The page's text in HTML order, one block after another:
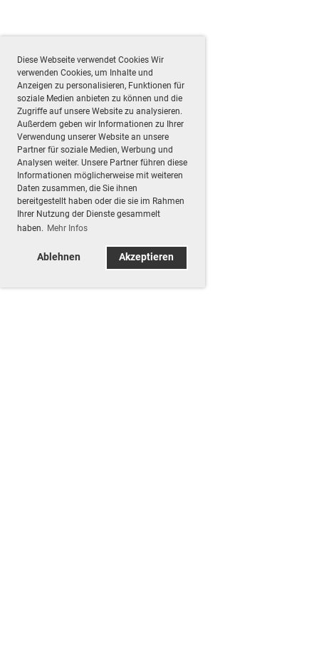
Diese Webseite verwendet Cookies Wir
verwenden Cookies, um Inhalte und
Anzeigen zu personalisieren, Funktionen für
soziale Medien anbieten zu können und die
Zugriffe auf unsere Website zu analysieren.
Außerdem geben wir Informationen zu Ihrer
Verwendung unserer Website an unsere
Partner für soziale Medien, Werbung und
Analysen weiter. Unsere Partner führen diese
Informationen möglicherweise mit weiteren
Daten zusammen, die Sie ihnen
bereitgestellt haben oder die sie im Rahmen
Ihrer Nutzung der Dienste gesammelt
haben. Mehr Infos
Ablehnen Akzeptieren